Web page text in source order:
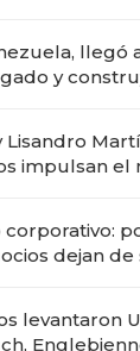
llegó
y
Lisandro
impulsan el
corporativo:
dejan
levantaron